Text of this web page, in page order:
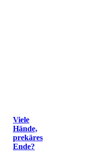
Viele
Hände,
prekäres
Ende?